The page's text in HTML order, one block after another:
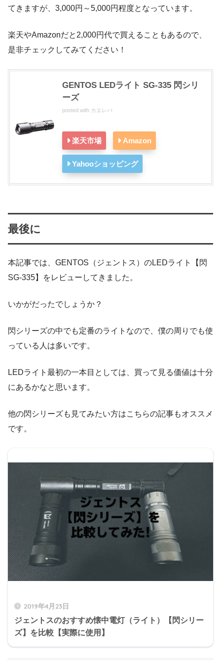
てきますが、3,000円～5,000円程度となっています。
楽天やAmazonだと2,000円代で買えることもあるので、
是非チェックしてみてください！
GENTOS LEDライト SG-335 閃シリ
ーズ
posted with カエレバ
楽天市場 Amazon
Yahooショッピング
最後に
本記事では、GENTOS（ジェントス）のLEDライト【閃
SG-335】をレビューしてきました。
いかがだったでしょうか？
閃シリーズの中でも定番のライトなので、僕の周りでも使
っている人は多いです。
LEDライト最初の一本目としては、買って見る価値は十分
にあるかなと思います。
他の閃シリーズも見てみたい方はこちらの記事もオススメ
です。
2019年4月23日
ジェントスのおすすめ懐中電灯（ライト）【閃シリー
ズ】を比較【実際に使用】